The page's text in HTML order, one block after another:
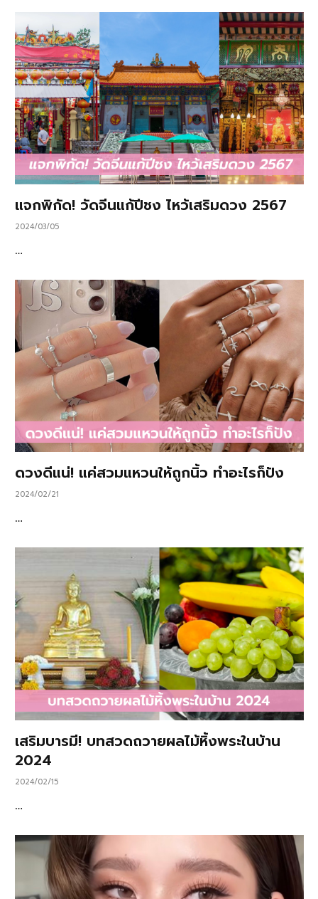
แจกพิกัด! วัดจีนแก้ปีชง ไหว้เสริมดวง 2567
2024/03/05
…
ดวงดีแน่! แค่สวมแหวนให้ถูกนิ้ว ทำอะไรก็ปัง
2024/02/21
…
เสริมบารมี! บทสวดถวายผลไม้หิ้งพระในบ้าน
2024
2024/02/15
…